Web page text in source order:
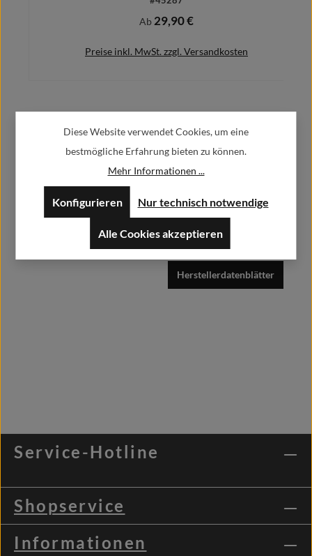
Regulärer Preis:
Ab 29,90 €
Preise inkl. MwSt. zzgl. Versandkosten
Alfa GmbH / Alfashirt
Weisweilerstr.20-22
info@alfashirt.de
Herstellerdatenblätter
Service-Hotline
Shopservice
Informationen
Diese Website verwendet Cookies, um eine
bestmögliche Erfahrung bieten zu können.
Mehr Informationen ...
Nur technisch notwendige
Konfigurieren
Alle Cookies akzeptieren